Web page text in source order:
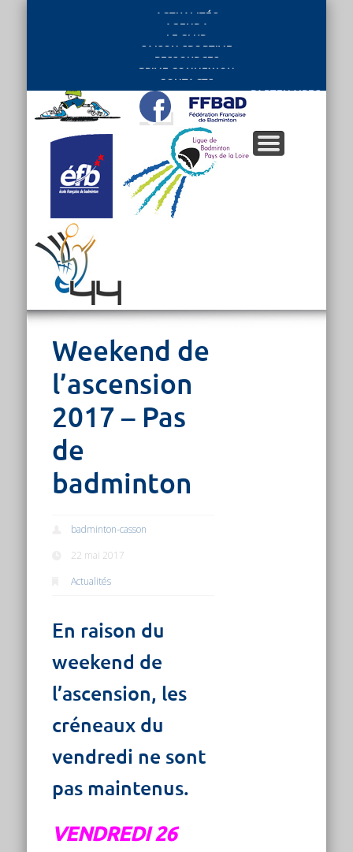
ACTUALITÉS
AGENDA
LE CLUB
SAISON SPORTIVE
RESSOURCES
PRIVE CONNEXION
CONTACTS
PARTENAIRES
Weekend de
l’ascension
2017 – Pas
de
badminton
badminton-casson
22 mai 2017
Actualités
En raison du
weekend de
l’ascension, les
créneaux du
vendredi ne sont
pas maintenus.
VENDREDI 26